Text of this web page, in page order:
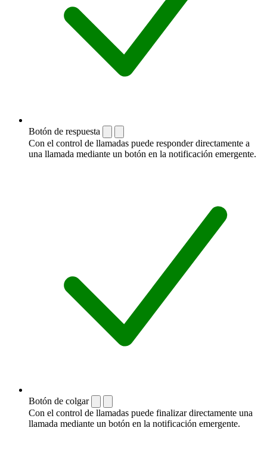
Botón de respuesta
Con el control de llamadas puede responder directamente a
una llamada mediante un botón en la notificación emergente.
Botón de colgar
Con el control de llamadas puede finalizar directamente una
llamada mediante un botón en la notificación emergente.